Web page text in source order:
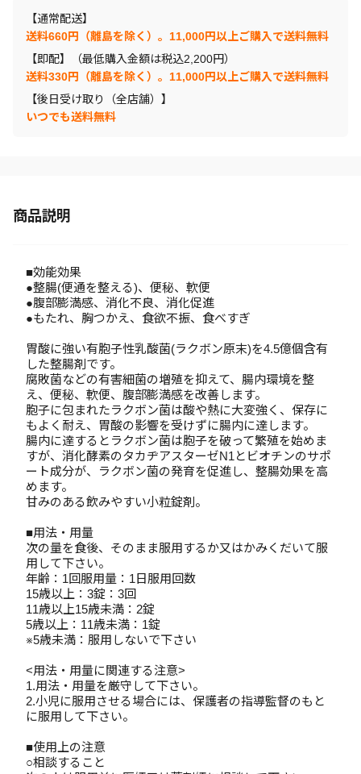
【通常配送】
送料660円（離島を除く）。11,000円以上ご購入で送料無料
【即配】（最低購入金額は税込2,200円）
送料330円（離島を除く）。11,000円以上ご購入で送料無料
【後日受け取り（全店舗）】
いつでも送料無料
商品説明
■効能効果
●整腸(便通を整える)、便秘、軟便
●腹部膨満感、消化不良、消化促進
●もたれ、胸つかえ、食欲不振、食べすぎ
胃酸に強い有胞子性乳酸菌(ラクボン原末)を4.5億個含有
した整腸剤です。
腐敗菌などの有害細菌の増殖を抑えて、腸内環境を整
え、便秘、軟便、腹部膨満感を改善します。
胞子に包まれたラクボン菌は酸や熱に大変強く、保存に
もよく耐え、胃酸の影響を受けずに腸内に達します。
腸内に達するとラクボン菌は胞子を破って繁殖を始めま
すが、消化酵素のタカヂアスターゼN1とビオチンのサポ
ート成分が、ラクボン菌の発育を促進し、整腸効果を高
めます。
甘みのある飲みやすい小粒錠剤。
■用法・用量
次の量を食後、そのまま服用するか又はかみくだいて服
用して下さい。
年齢：1回服用量：1日服用回数
15歳以上：3錠：3回
11歳以上15歳未満：2錠
5歳以上：11歳未満：1錠
※5歳未満：服用しないで下さい
<用法・用量に関連する注意>
1.用法・用量を厳守して下さい。
2.小児に服用させる場合には、保護者の指導監督のもと
に服用して下さい。
■使用上の注意
○相談すること